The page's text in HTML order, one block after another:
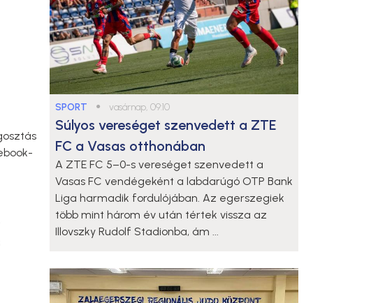
SPORT ● vasárnap, 09:10
Súlyos vereséget szenvedett a ZTE
FC a Vasas otthonában
A ZTE FC 5–0-s vereséget szenvedett a
Vasas FC vendégeként a labdarúgó OTP Bank
Liga harmadik fordulójában. Az egerszegiek
több mint három év után tértek vissza az
Illovszky Rudolf Stadionba, ám ...